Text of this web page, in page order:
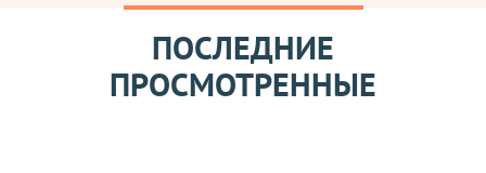
ПОСЛЕДНИЕ
ПРОСМОТРЕННЫЕ